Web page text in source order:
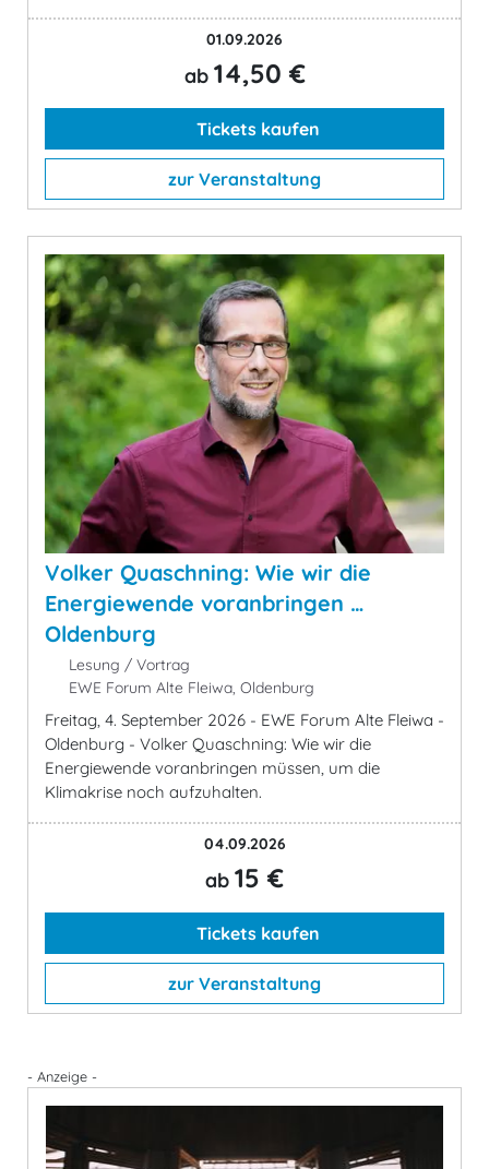
01.09.2026
ab 14,50 €
Tickets kaufen
zur Veranstaltung
Volker Quaschning: Wie wir die
Energiewende voranbringen …
Oldenburg
Lesung / Vortrag
EWE Forum Alte Fleiwa, Oldenburg
Freitag, 4. September 2026 - EWE Forum Alte Fleiwa -
Oldenburg - Volker Quaschning: Wie wir die
Energiewende voranbringen müssen, um die
Klimakrise noch aufzuhalten.
04.09.2026
ab 15 €
Tickets kaufen
zur Veranstaltung
- Anzeige -